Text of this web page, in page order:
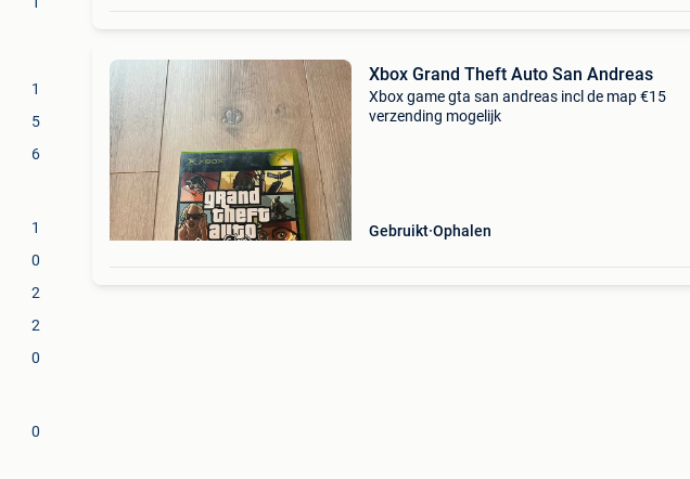
1
5
6
1
0
2
2
0
0
Xbox Grand Theft Auto San Andreas
Xbox game gta san andreas incl de map €15
verzending mogelijk
Gebruikt Ophalen